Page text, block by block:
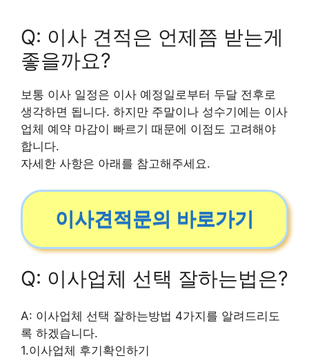
Q: 이사 견적은 언제쯤 받는게
좋을까요?
보통 이사 일정은 이사 예정일로부터 두달 전후로
생각하면 됩니다. 하지만 주말이나 성수기에는 이사
업체 예약 마감이 빠르기 때문에 이점도 고려해야
합니다.
자세한 사항은 아래를 참고해주세요.
이사견적문의 바로가기
Q: 이사업체 선택 잘하는법은?
A: 이사업체 선택 잘하는방법 4가지를 알려드리도
록 하겠습니다.
1.이사업체 후기확인하기